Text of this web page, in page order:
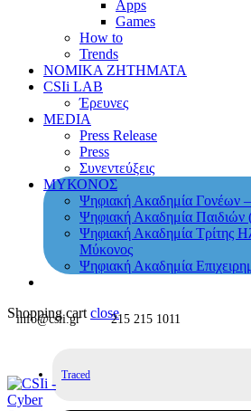
Apps
Games
How to
Trends
ΝΟΜΙΚΑ ΖΗΤΗΜΑΤΑ
CSIi LAB
Έρευνες
MEDIA
Press Release
Press
Συνεντεύξεις
ΜΥΚΟΝΟΣ
Ψηφιακή Ακαδημία Γονέων
Ψηφιακή Ακαδημία
Ψηφιακή Ακαδημία Τρίτης
Μύκονος
Ψηφιακή Ακαδημία
Shopping cart close
info@csii.gr 215 215 1011
Traced